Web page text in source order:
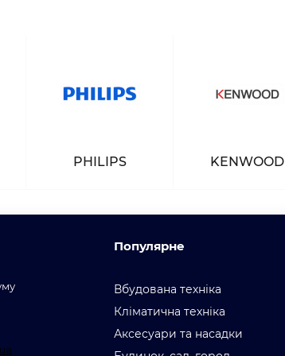
PHILIPS KENWOOD
Популярне
Вбудована техніка
Кліматична техніка
Аксесуари та насадки